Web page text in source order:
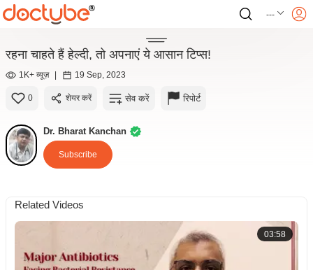
---
रहना चाहते हैं हेल्दी, तो अपनाएं ये आसान टिप्स!
1K+ व्यूज़ | 19 Sep, 2023
0 शेयर करें सेव करें रिपोर्ट
Dr. Bharat Kanchan
Subscribe
Related Videos
03:58